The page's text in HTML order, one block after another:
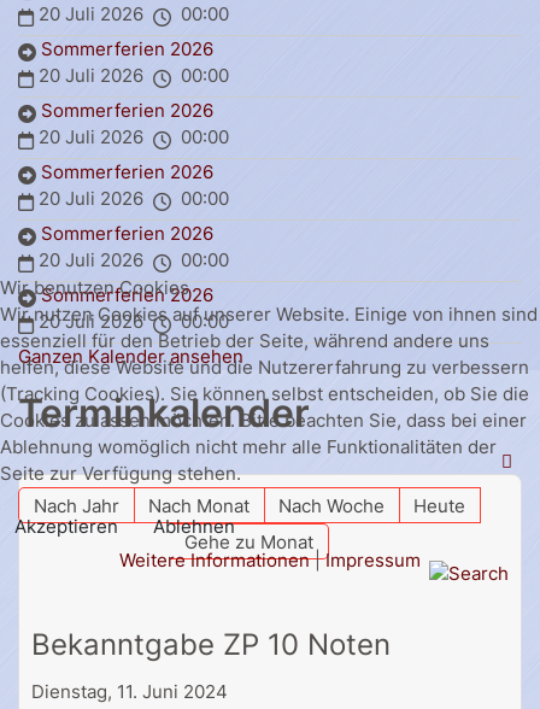
20 Juli 2026
00:00
Sommerferien 2026
20 Juli 2026
00:00
Sommerferien 2026
20 Juli 2026
00:00
Sommerferien 2026
20 Juli 2026
00:00
Sommerferien 2026
20 Juli 2026
00:00
Sommerferien 2026
20 Juli 2026
00:00
Ganzen Kalender ansehen
Terminkalender
Nach Jahr Nach Monat Nach Woche
Heute
Gehe zu Monat
Bekanntgabe ZP 10 Noten
Dienstag, 11. Juni 2024
Wir benutzen Cookies
Wir nutzen Cookies auf unserer Website. Einige von ihnen sind
essenziell für den Betrieb der Seite, während andere uns
helfen, diese Website und die Nutzererfahrung zu verbessern
(Tracking Cookies). Sie können selbst entscheiden, ob Sie die
Cookies zulassen möchten. Bitte beachten Sie, dass bei einer
Ablehnung womöglich nicht mehr alle Funktionalitäten der
Seite zur Verfügung stehen.
Akzeptieren
Ablehnen
Weitere Informationen|Impressum